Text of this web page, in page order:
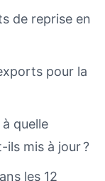
de reprise en
pour la
quelle
mis à jour ?
les 12